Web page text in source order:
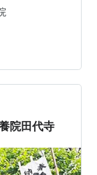
奈川県（鎌
所（安養
鎌倉時代初
所は鎌倉を
京都・群馬
院田代寺